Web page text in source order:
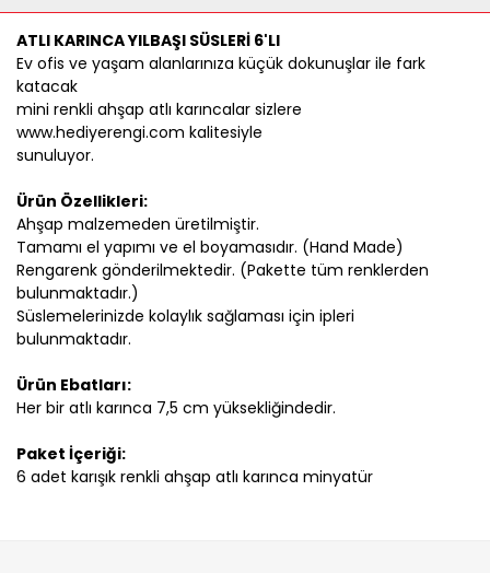
ATLI KARINCA YILBAŞI SÜSLERİ 6'LI
Ev ofis ve yaşam alanlarınıza küçük dokunuşlar ile fark
katacak
mini renkli ahşap atlı karıncalar sizlere
www.hediyerengi.com kalitesiyle
sunuluyor.
Ürün Özellikleri:
Ahşap malzemeden üretilmiştir.
Tamamı el yapımı ve el boyamasıdır. (Hand Made)
Rengarenk gönderilmektedir. (Pakette tüm renklerden
bulunmaktadır.)
Süslemelerinizde kolaylık sağlaması için ipleri
bulunmaktadır.
Ürün Ebatları:
Her bir atlı karınca 7,5 cm yüksekliğindedir.
Paket İçeriği:
6 adet karışık renkli ahşap atlı karınca minyatür